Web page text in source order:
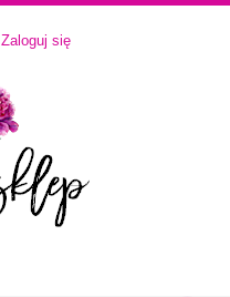
Zaloguj się